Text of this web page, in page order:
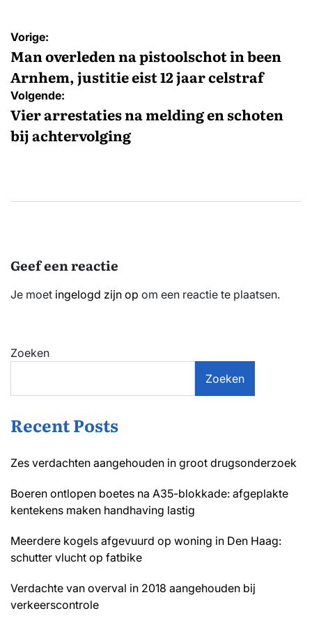
Bericht
navigatie
Vorige:
Man overleden na pistoolschot in been
Arnhem, justitie eist 12 jaar celstraf
Volgende:
Vier arrestaties na melding en schoten
bij achtervolging
Geef een reactie
Je moet ingelogd zijn op om een reactie te plaatsen.
Zoeken
Zoeken
Recent Posts
Zes verdachten aangehouden in groot drugsonderzoek
Boeren ontlopen boetes na A35-blokkade: afgeplakte
kentekens maken handhaving lastig
Meerdere kogels afgevuurd op woning in Den Haag:
schutter vlucht op fatbike
Verdachte van overval in 2018 aangehouden bij
verkeerscontrole